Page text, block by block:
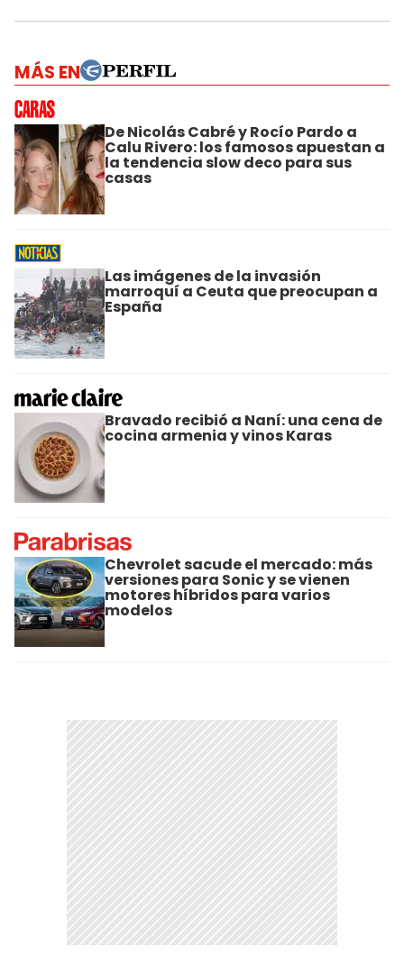
MÁS EN
De Nicolás Cabré y Rocío Pardo a
Calu Rivero: los famosos apuestan a
la tendencia slow deco para sus
casas
Las imágenes de la invasión
marroquí a Ceuta que preocupan a
España
Bravado recibió a Naní: una cena de
cocina armenia y vinos Karas
Chevrolet sacude el mercado: más
versiones para Sonic y se vienen
motores híbridos para varios
modelos